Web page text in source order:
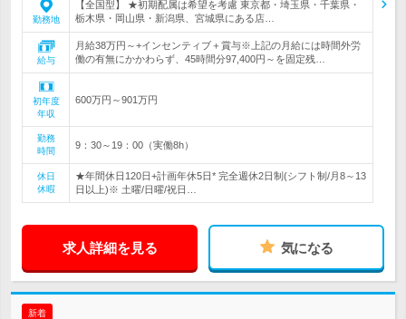
勤務地
【全国型】 ★初期配属は希望を考慮 東京都・埼玉県・千葉県・
栃木県・岡山県・新潟県、宮城県にある店…
給与
月給38万円～+インセンティブ＋賞与※上記の月給には時間外労
働の有無にかかわらず、45時間分97,400円～を固定残…
初年度
年収
600万円～901万円
勤務
時間
9：30～19：00（実働8h）
休日
休暇
★年間休日120日+計画年休5日* 完全週休2日制(シフト制/月8～13
日以上)※ 土曜/日曜/祝日…
求人詳細を見る 気になる
新着